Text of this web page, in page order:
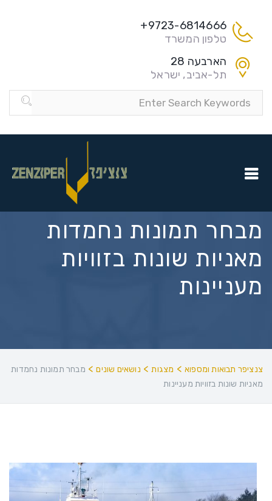
9723-6814666+
טלפון המשרד
הארבעה 28
תל-אביב, ישראל
מבחר תמונות נחמדות
מאניות שונות בזוויות
מעניינות
צנציפר תבואות ומספוא > מצגות> נושאים שונים> מבחר תמונות נחמדות
מאניות שונות בזוויות מעניינות